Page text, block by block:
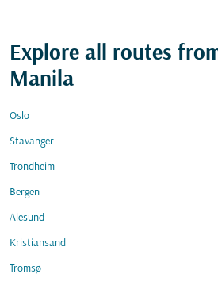
Explore all routes
Manila
Oslo
Stavanger
Trondheim
Bergen
Alesund
Kristiansand
Tromsø